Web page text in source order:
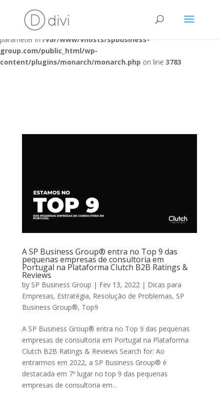
Deprecated : Optional parameter $post_types declared before
required parameter $location is implicitly treated as a required
parameter in/var/www/vhosts/spbusiness-
group.com/public_html/wp-
content/plugins/monarch/monarch.php on line 3783
A SP Business Group® entra no Top 9 das
pequenas empresas de consultoria em
Portugal na Plataforma Clutch B2B Ratings &
Reviews
by SP Business Group | Fev 13, 2022 | Dicas para
Empresas, Estratégia, Resolução de Problemas, SP
Business Group®, Top9
A SP Business Group® entra no Top 9 das pequenas
empresas de consultoria em Portugal na Plataforma
Clutch B2B Ratings & Reviews Search for: Ao
entrarmos em 2022, a SP Business Group® é
destacada em 7º lugar no top 9 das pequenas
empresas de consultoria em...